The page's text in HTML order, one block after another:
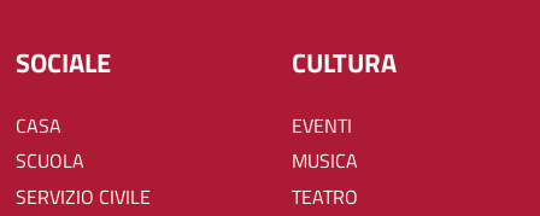
SOCIALE
CASA
SCUOLA
SERVIZIO CIVILE
CULTURA
EVENTI
MUSICA
TEATRO